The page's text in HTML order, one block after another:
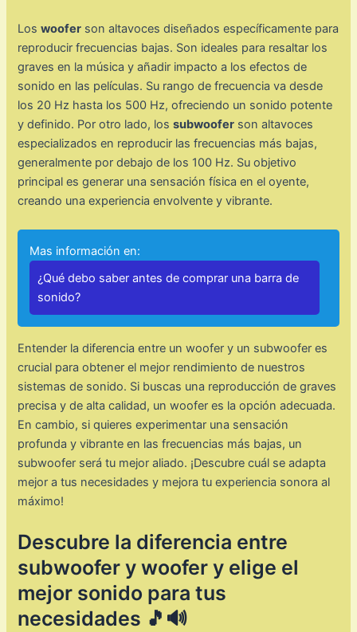
Loswoofer son altavoces diseñados específicamente para
reproducir frecuencias bajas. Son ideales para resaltar los
graves en la música y añadir impacto a los efectos de
sonido en las películas. Su rango de frecuencia va desde
los 20 Hz hasta los 500 Hz, ofreciendo un sonido potente
y definido. Por otro lado, lossubwoofer son altavoces
especializados en reproducir las frecuencias más bajas,
generalmente por debajo de los 100 Hz. Su objetivo
principal es generar una sensación física en el oyente,
creando una experiencia envolvente y vibrante.
Mas información en:
¿Qué debo saber antes de comprar una barra de
sonido?
Entender la diferencia entre un woofer y un subwoofer es
crucial para obtener el mejor rendimiento de nuestros
sistemas de sonido. Si buscas una reproducción de graves
precisa y de alta calidad, un woofer es la opción adecuada.
En cambio, si quieres experimentar una sensación
profunda y vibrante en las frecuencias más bajas, un
subwoofer será tu mejor aliado. ¡Descubre cuál se adapta
mejor a tus necesidades y mejora tu experiencia sonora al
máximo!
Descubre la diferencia entre
subwoofer y woofer y elige el
mejor sonido para tus
necesidades 🎵🔊